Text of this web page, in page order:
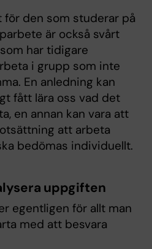
den som studerar på
är också svårt
har tidigare
i grupp som inte
En anledning kan
fått lära oss vad det
en annan kan vara att
att arbeta
bedömas individuellt.
uppgiften
egentligen för allt man
med att besvara